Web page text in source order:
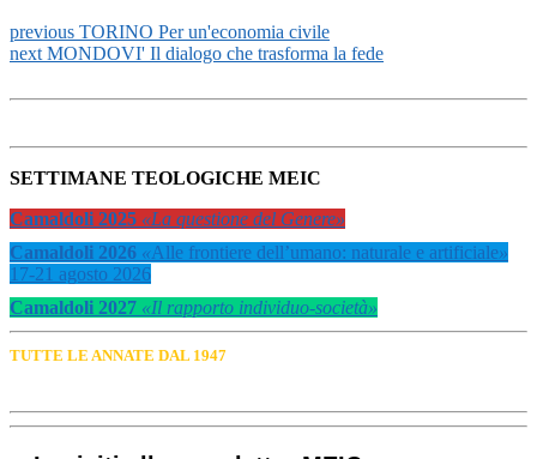
previous TORINO Per un'economia civile
next MONDOVI' Il dialogo che trasforma la fede
SETTIMANE TEOLOGICHE MEIC
Camaldoli 2025 «La questione del Genere»
Camaldoli 2026 «Alle frontiere dell’umano: naturale e artificiale»
17-21 agosto 2026
Camaldoli 2027 «Il rapporto individuo-società»
TUTTE LE ANNATE DAL 1947